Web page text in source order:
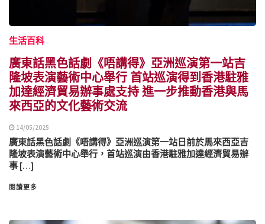
生活百科
廣東話黑色話劇《唔講得》亞洲巡演第一站吉
隆坡表演藝術中心舉行 首站巡演得到香港駐雅
加達經濟貿易辦事處支持 進一步推動香港與馬
來西亞的文化藝術交流
14/05/2025
廣東話黑色話劇《唔講得》亞洲巡演第一站日前於馬來西亞吉
隆坡表演藝術中心舉行，首站巡演由香港駐雅加達經濟貿易辦
事 […]
閱讀更多